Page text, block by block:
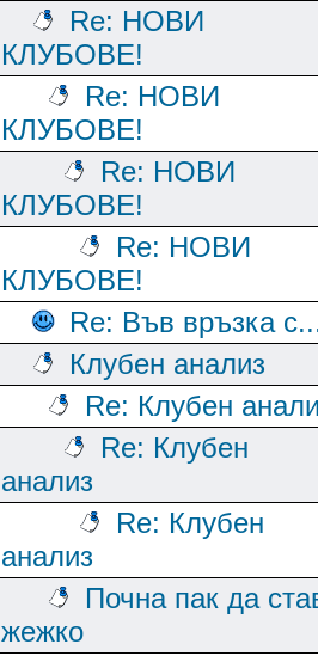
Re: НОВИ
КЛУБОВЕ!
Re: НОВИ
КЛУБОВЕ!
Re: НОВИ
КЛУБОВЕ!
Re: НОВИ
КЛУБОВЕ!
Re: Във връзка
Клубен анализ
Re: Клубен
Re: Клубен
анализ
Re: Клубен
анализ
Почна пак да
жежко